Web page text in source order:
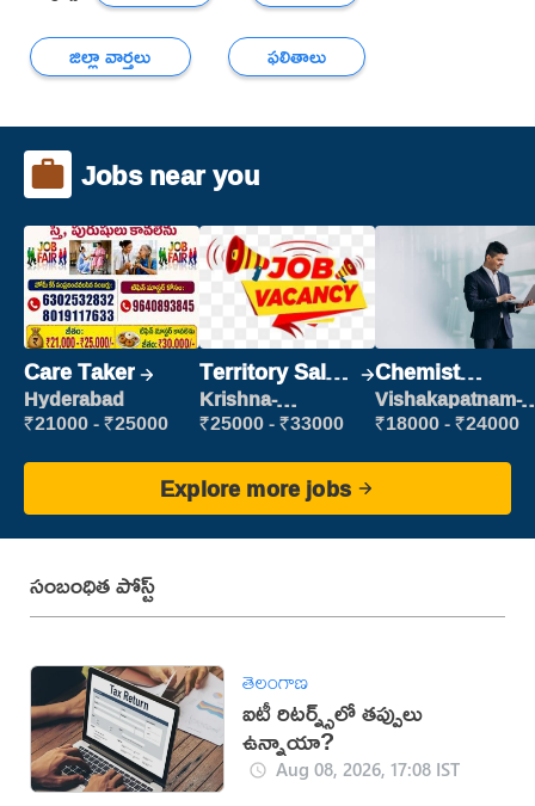
జిల్లా వార్తలు
ఫలితాలు
Jobs near you
Care Taker
Hyderabad
₹21000 - ₹25000
Territory Sales
Manager
Krishna-
vijayawada
₹25000 - ₹33000
Chemist
Production
Executive
Vishakapatnam-
new
₹18000 - ₹24000
Explore more jobs
సంబంధిత పోస్ట్
తెలంగాణ
ఐటీ​ రిటర్న్స్​లో తప్పులు
ఉన్నాయా?
Aug 08, 2026, 17:08 IST